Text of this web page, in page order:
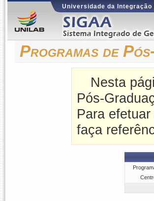
Universidade da
Programas de
Nesta
Pós-
Para
faça